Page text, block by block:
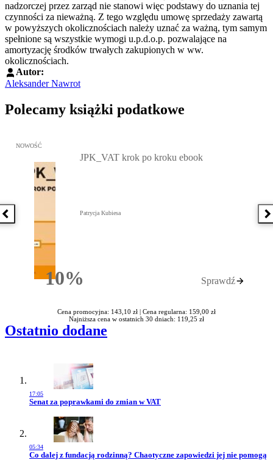
nadzorczej przez zarząd nie stanowi więc podstawy do uznania tej
czynności za nieważną. Z tego względu umowę sprzedaży zawartą
w powyższych okolicznościach należy uznać za ważną, tym samym
spełnione są wszystkie wymogi u.p.d.o.p. pozwalające na
amortyzację środków trwałych zakupionych w ww.
okolicznościach.
Autor:
Aleksander Nawrot
Polecamy książki podatkowe
Poprzednia książka
Przejdź do: JPK_VAT krok po kroku ebook, Patrycja Kubiesa -
NOWOŚĆ
10%Rabatu
JPK_VAT krok po kroku ebook
Patrycja Kubiesa
Sprawdź
Cena promocyjna: 143,10 zł | Cena regularna: 159,00 zł
Najniższa cena w ostatnich 30 dniach: 119,25 zł
Ostatnio dodane
17:05
Przejdź do artykułu:
Senat za poprawkami do zmian w VAT
05:34
Przejdź do artykułu:
Co dalej z fundacją rodzinną? Chaotyczne zapowiedzi jej nie pomogą